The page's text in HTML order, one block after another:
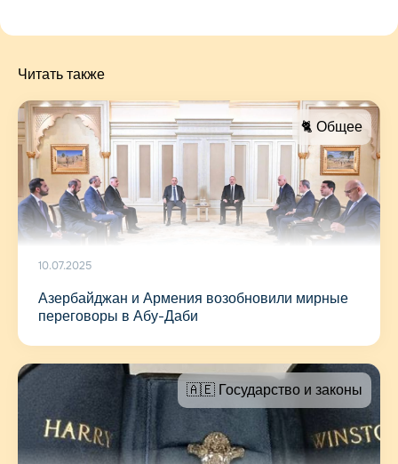
Читать также
🐈 Общее
10.07.2025
Азербайджан и Армения возобновили мирные
переговоры в Абу-Даби
🇦🇪 Государство и законы